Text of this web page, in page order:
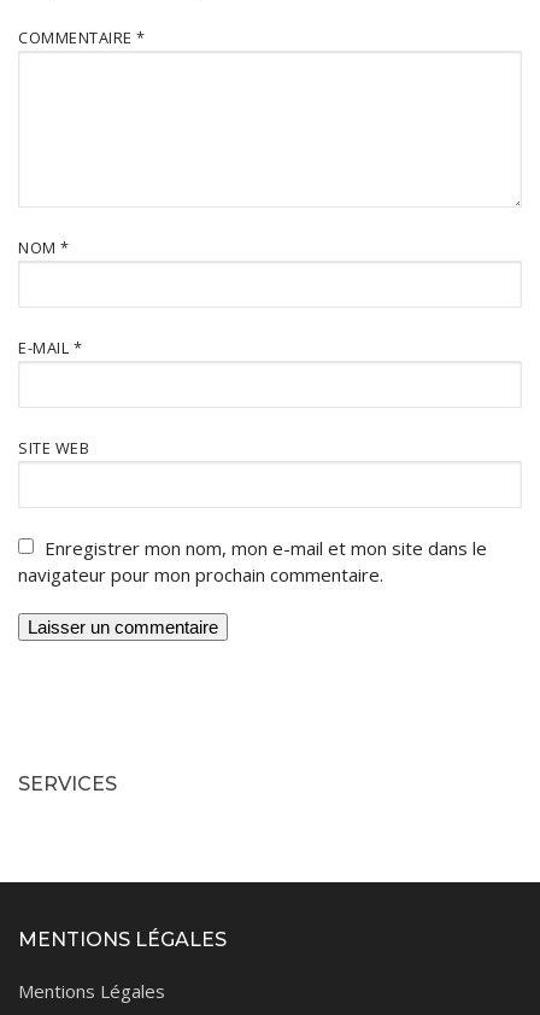
COMMENTAIRE *
NOM *
E-MAIL *
SITE WEB
Enregistrer mon nom, mon e-mail et mon site dans le
navigateur pour mon prochain commentaire.
SERVICES
MENTIONS LÉGALES
Mentions Légales